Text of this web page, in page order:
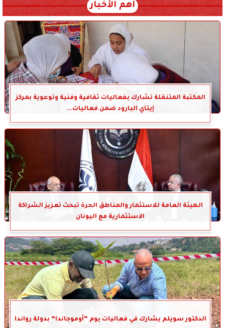
أهم الأخبار
المكتبة المتنقلة تشارك بفعاليات ثقافية وفنية وتوعوية بمركز
إيتاي البارود ضمن فعاليات...
الهيئة العامة للاستثمار والمناطق الحرة تبحث تعزيز الشراكة
الاستثمارية مع اليونان
الدكتور سويلم يشارك في فعاليات يوم “أوموجاندا” بدولة رواندا